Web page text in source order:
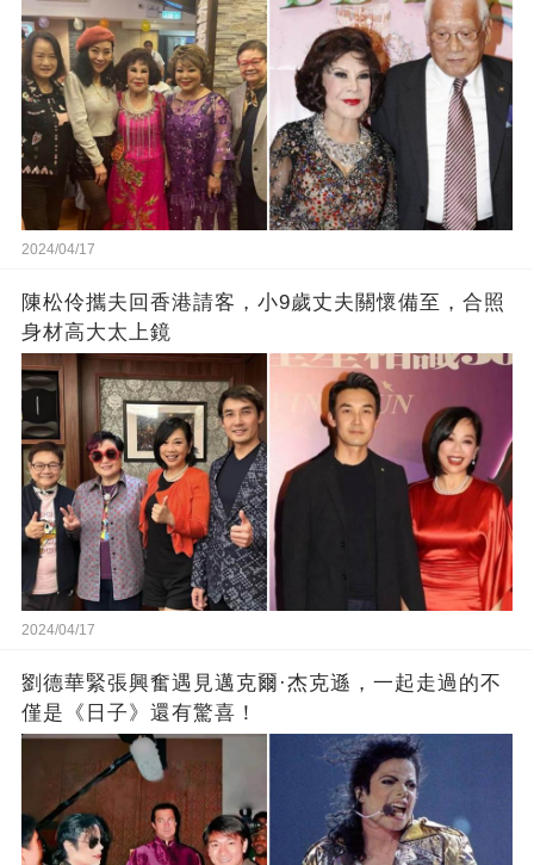
2024/04/17
陳松伶攜夫回香港請客，小9歲丈夫關懷備至，合照
身材高大太上鏡
2024/04/17
劉德華緊張興奮遇見邁克爾·杰克遜，一起走過的不
僅是《日子》還有驚喜！